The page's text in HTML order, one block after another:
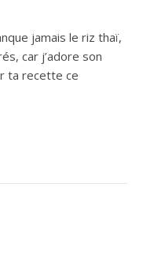
jamais le riz thaï,
car j’adore son
ta recette ce